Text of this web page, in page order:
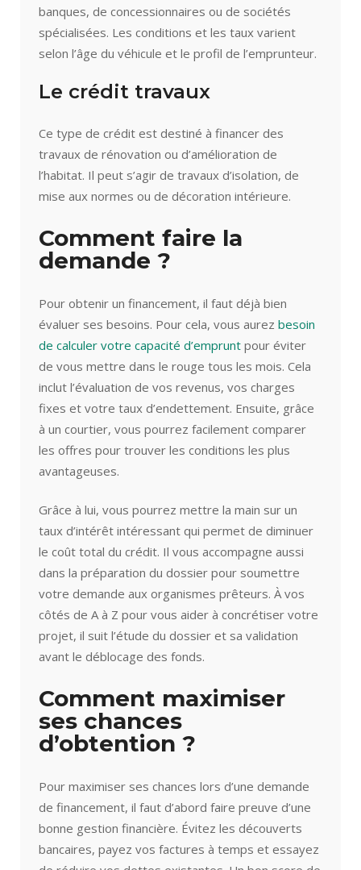
banques, de concessionnaires ou de sociétés
spécialisées. Les conditions et les taux varient
selon l’âge du véhicule et le profil de l’emprunteur.
Le crédit travaux
Ce type de crédit est destiné à financer des
travaux de rénovation ou d’amélioration de
l’habitat. Il peut s’agir de travaux d’isolation, de
mise aux normes ou de décoration intérieure.
Comment faire la
demande ?
Pour obtenir un financement, il faut déjà bien
évaluer ses besoins. Pour cela, vous aurez besoin
de calculer votre capacité d’emprunt pour éviter
de vous mettre dans le rouge tous les mois. Cela
inclut l’évaluation de vos revenus, vos charges
fixes et votre taux d’endettement. Ensuite, grâce
à un courtier, vous pourrez facilement comparer
les offres pour trouver les conditions les plus
avantageuses.
Grâce à lui, vous pourrez mettre la main sur un
taux d’intérêt intéressant qui permet de diminuer
le coût total du crédit. Il vous accompagne aussi
dans la préparation du dossier pour soumettre
votre demande aux organismes prêteurs. À vos
côtés de A à Z pour vous aider à concrétiser votre
projet, il suit l’étude du dossier et sa validation
avant le déblocage des fonds.
Comment maximiser
ses chances
d’obtention ?
Pour maximiser ses chances lors d’une demande
de financement, il faut d’abord faire preuve d’une
bonne gestion financière. Évitez les découverts
bancaires, payez vos factures à temps et essayez